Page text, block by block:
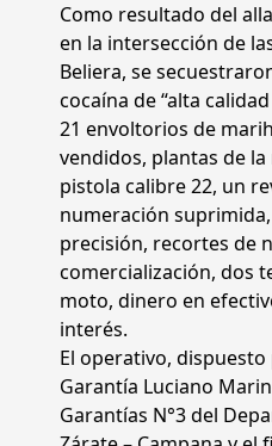
Como resultado del
en la intersección de
Beliera, se
cocaína de “alta
21 envoltorios de
vendidos, plantas de
pistola calibre 22, un
numeración
precisión, recortes de
comercialización, dos
moto, dinero en
interés.
El operativo, dispuesto
Garantía Luciano
Garantías N°3 del